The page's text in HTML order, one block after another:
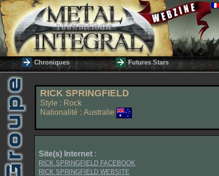
Chroniques Futures Stars
RICK SPRINGFIELD
Style : Rock
Nationalité : Australie
Site(s) Internet :
RICK SPRINGFIELD FACEBOOK
RICK SPRINGFIELD WEBSITE